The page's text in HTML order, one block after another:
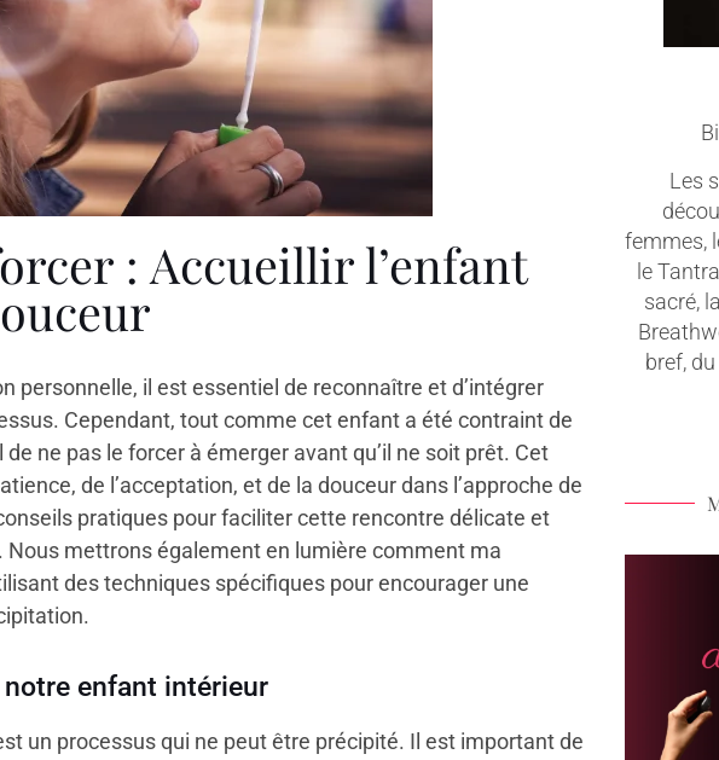
: Accueillir l’enfant
personnelle, il est essentiel de reconnaître et d’intégrer
Cependant, tout comme cet enfant a été contraint de
ne pas le forcer à émerger avant qu’il ne soit prêt. Cet
de l’acceptation, et de la douceur dans l’approche de
pratiques pour faciliter cette rencontre délicate et
mettrons également en lumière comment ma
des techniques spécifiques pour encourager une
enfant intérieur
un processus qui ne peut être précipité. Il est important de
Les
femmes,
le
sacré,
bref,